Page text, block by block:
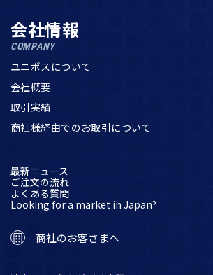
会社情報
COMPANY
ユニポスについて
会社概要
取引実績
商社様経由でのお取引について
最新ニュース
ご注文の流れ
よくある質問
Looking for a market in Japan?
商社のお客さまへ